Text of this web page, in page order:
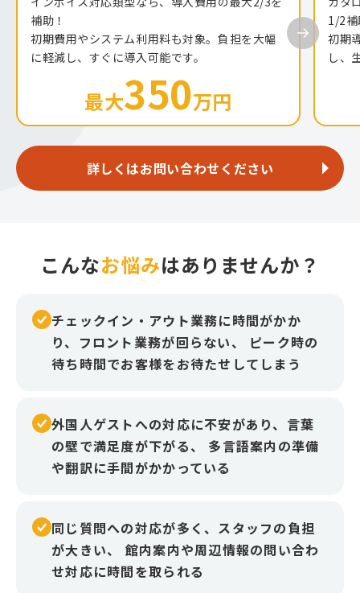
補助！
初期費用やシステム利用料も対象。負担を大幅
に軽減し、すぐに導入可能です。
最大350万円
1/2
初期
し、
詳しくはお問い合わせください
こんなお悩みはありませんか？
チェックイン・アウト業務に時間がかか
り、フロント業務が回らない、 ピーク時の
待ち時間でお客様をお待たせしてしまう
外国人ゲストへの対応に不安があり、言葉
の壁で満足度が下がる、 多言語案内の準備
や翻訳に手間がかかっている
同じ質問への対応が多く、スタッフの負担
が大きい、 館内案内や周辺情報の問い合わ
せ対応に時間を取られる